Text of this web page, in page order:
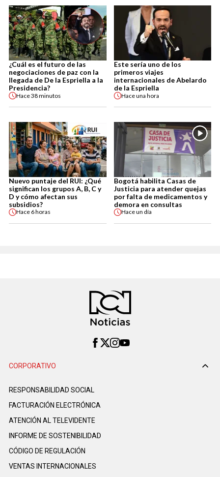
¿Cuál es el futuro de las
negociaciones de paz con la
llegada de De la Espriella a la
Presidencia?
Hace38 minutos
Este sería uno de los
primeros viajes
internacionales de Abelardo
de la Espriella
Haceuna hora
Nuevo puntaje del RUI: ¿Qué
significan los grupos A, B, C y
D y cómo afectan sus
subsidios?
Hace 6 horas
Bogotá habilita Casas de
Justicia para atender quejas
por falta de medicamentos y
demora en consultas
Haceun día
CORPORATIVO
RESPONSABILIDAD SOCIAL
FACTURACIÓN ELECTRÓNICA
ATENCIÓN AL TELEVIDENTE
INFORME DE SOSTENIBILIDAD
CÓDIGO DE REGULACIÓN
VENTAS INTERNACIONALES